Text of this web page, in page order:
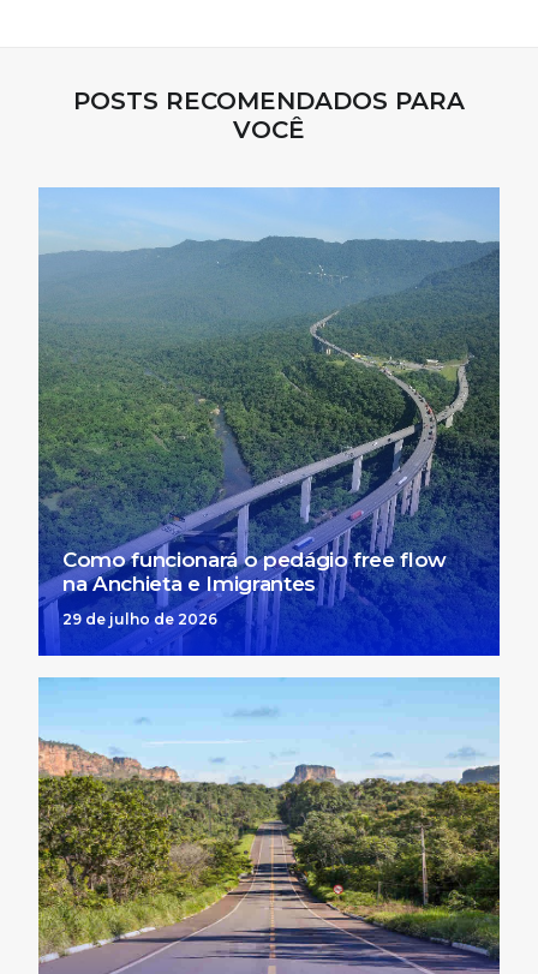
POSTS RECOMENDADOS PARA
VOCÊ
Como funcionará o pedágio free flow
na Anchieta e Imigrantes
29 de julho de 2026